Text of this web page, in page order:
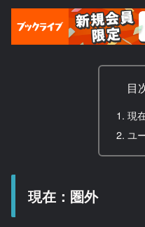
目
現
ユ
現在：圏外